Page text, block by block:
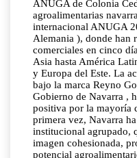
ANUGA de Colonia
agroalimentarias
internacional ANUGA
Alemania ), donde han
comerciales en cinco
Asia hasta América
y Europa del Este. La
bajo la marca Reyno
Gobierno de Navarra ,
positiva por la mayoría
primera vez, Navarra
institucional agrupado,
imagen cohesionada,
potencial